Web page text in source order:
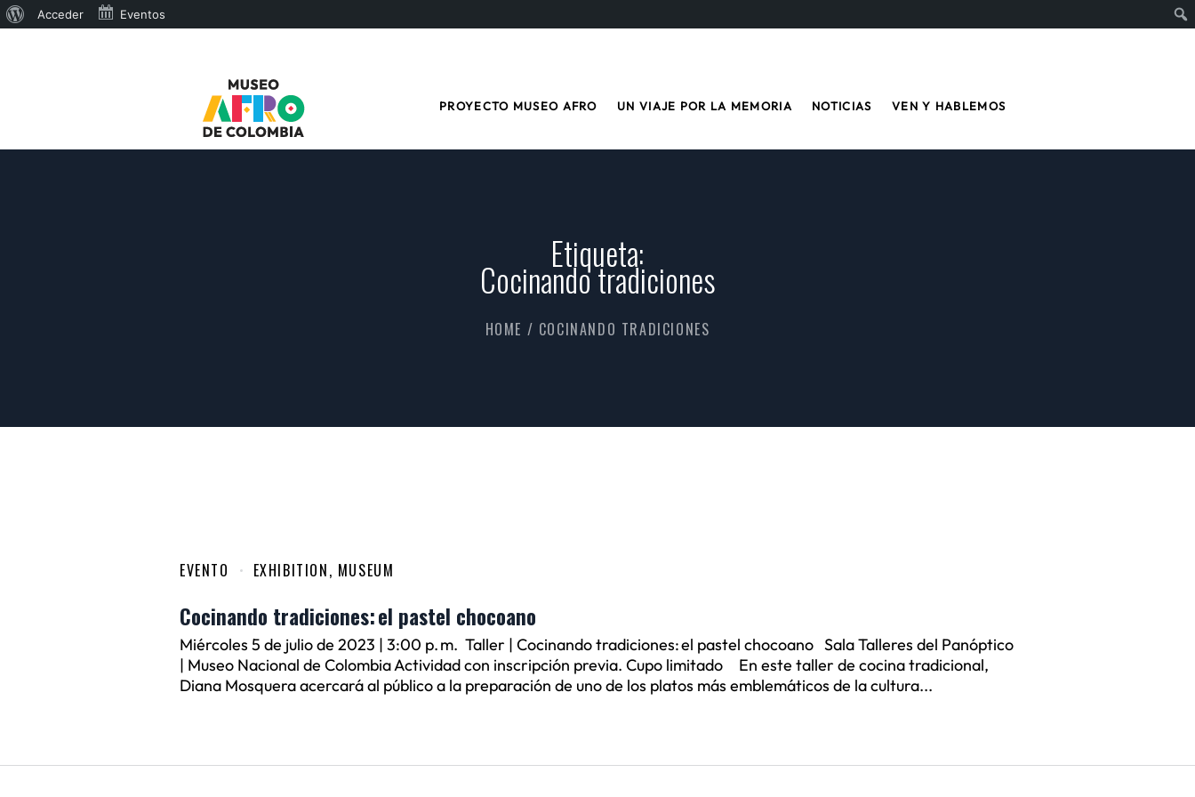
Acerca
Acceder Eventos
PROYECTO MUSEO AFRO UN VIAJE POR LA MEMORIA NOTICIAS VEN Y HABLEMOS
Etiqueta:
Cocinando tradiciones
HOME / COCINANDO TRADICIONES
EVENTO EXHIBITION, MUSEUM
Cocinando tradiciones: el pastel chocoano
Miércoles 5 de julio de 2023 | 3:00 p. m. Taller | Cocinando tradiciones: el pastel chocoano Sala Talleres del Panóptico
| Museo Nacional de Colombia Actividad con inscripción previa. Cupo limitado En este taller de cocina tradicional,
Diana Mosquera acercará al público a la preparación de uno de los platos más emblemáticos de la cultura...